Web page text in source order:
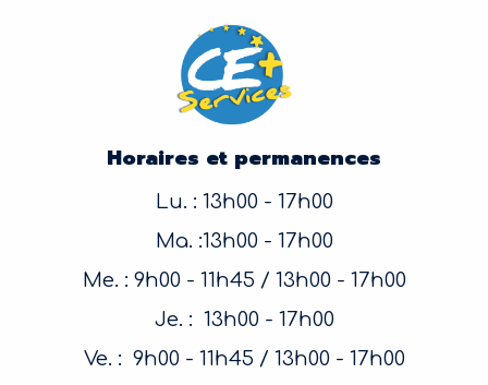
Horaires et permanences
Lu. : 13h00 - 17h00
Ma. :13h00 - 17h00
Me. : 9h00 - 11h45 / 13h00 - 17h00
Je. : 13h00 - 17h00
Ve. : 9h00 - 11h45 / 13h00 - 17h00